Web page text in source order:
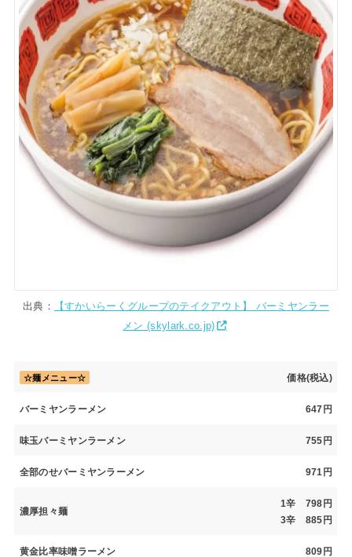
出典：
【すかいらーくグループのテイクアウト】 バーミヤンラー
メン (skylark.co.jp)
☆麺メニュー☆ 価格(税込)
バーミヤンラーメン 647円
味玉バーミヤンラーメン 755円
全部のせバーミヤンラーメン 971円
濃厚担々麺
1辛 798円
3辛 885円
黄金比率味噌ラーメン 809円